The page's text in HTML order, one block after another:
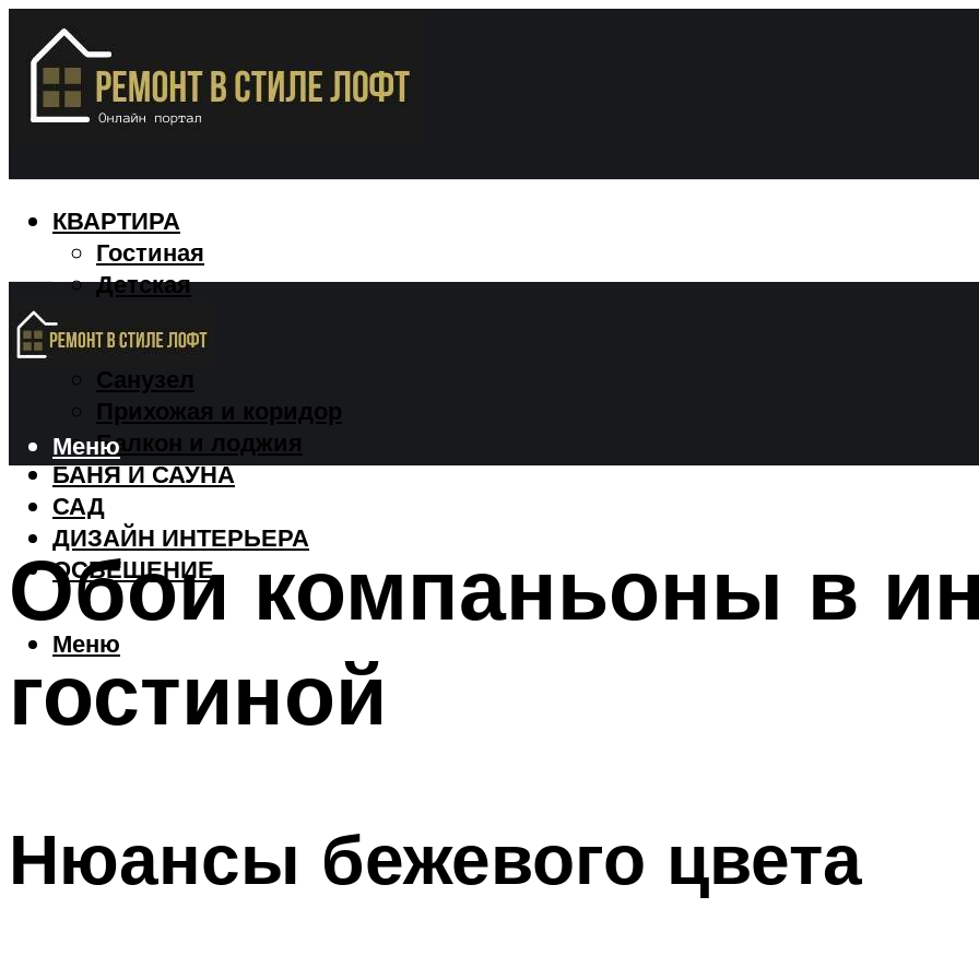
КВАРТИРА
Гостиная
Детская
Спальня
Санузел
Прихожая и коридор
Балкон и лоджия
БАНЯ И САУНА
САД
ДИЗАЙН ИНТЕРЬЕРА
ОСВЕЩЕНИЕ
Меню
Меню
Обои компаньоны в
гостиной
Нюансы бежевого цвета